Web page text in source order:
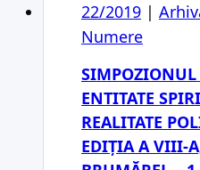
22/2019 |
Numere
SIMPOZIONUL
ENTITATE
REALITATE
EDIȚIA A VIII-